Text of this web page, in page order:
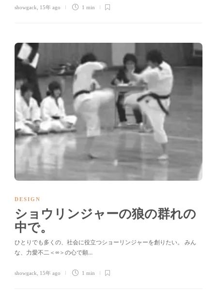
showgack 15年 ago 1 min
DESIGN
ショウリンジャーの狼の群れの
中で。
ひとりでも多くの、社会に役立つショーリンジャーを創りたい。 みん
な、力愛不二＜∞＞の心で願…
showgack 15年 ago 1 min